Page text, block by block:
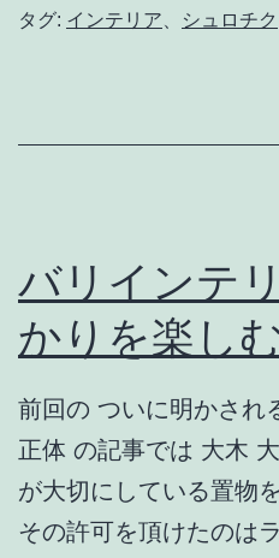
タグ: インテリア、 シュロチク
バリインテ
かりを楽し
前回の ついに明かされ
正体 の記事では 大木
が大切にしている置物
その許可を頂けたのは